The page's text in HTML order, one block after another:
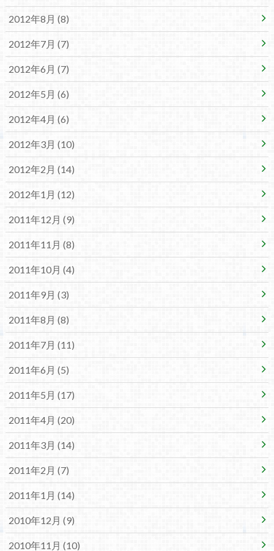
2012年8月 (8)
2012年7月 (7)
2012年6月 (7)
2012年5月 (6)
2012年4月 (6)
2012年3月 (10)
2012年2月 (14)
2012年1月 (12)
2011年12月 (9)
2011年11月 (8)
2011年10月 (4)
2011年9月 (3)
2011年8月 (8)
2011年7月 (11)
2011年6月 (5)
2011年5月 (17)
2011年4月 (20)
2011年3月 (14)
2011年2月 (7)
2011年1月 (14)
2010年12月 (9)
2010年11月 (10)